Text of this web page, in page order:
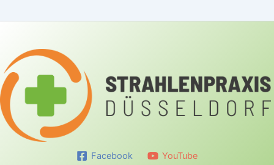
Facebook YouTube